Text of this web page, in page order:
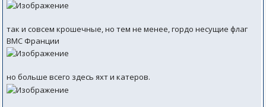
так и совсем крошечные, но тем не менее, гордо несущие флаг
ВМС Франции
но больше всего здесь яхт и катеров.